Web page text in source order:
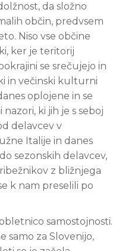
da složno
občin, predvsem
Niso vse občine
ker je teritorij
se srečujejo in
in večinski kulturni
oplojene in se
ki jih je s seboj
delavcev v
Italije in danes
sezonskih delavcev,
z bližnjega
k nam preselili po
samostojnosti.
samo za Slovenijo,